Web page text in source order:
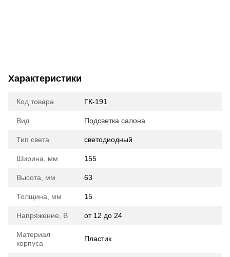
Характеристики
Код товара ГК-191
Вид Подсветка салона
Тип света cветодиодный
Ширина, мм 155
Высота, мм 63
Толщина, мм 15
Напряжение, В от 12 до 24
Материал
корпуса
Пластик